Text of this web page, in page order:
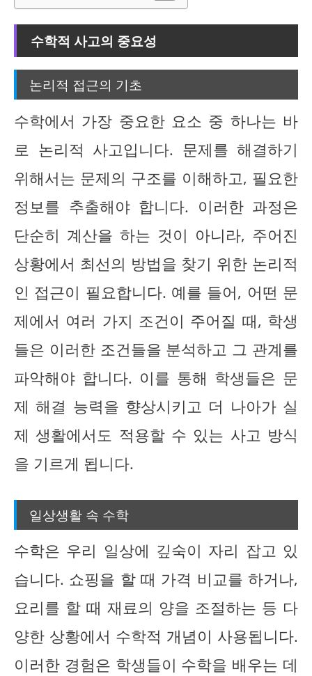
수학적 사고의 중요성
논리적 접근의 기초
수학에서 가장 중요한 요소 중 하나는 바
로 논리적 사고입니다. 문제를 해결하기
위해서는 문제의 구조를 이해하고, 필요한
정보를 추출해야 합니다. 이러한 과정은
단순히 계산을 하는 것이 아니라, 주어진
상황에서 최선의 방법을 찾기 위한 논리적
인 접근이 필요합니다. 예를 들어, 어떤 문
제에서 여러 가지 조건이 주어질 때, 학생
들은 이러한 조건들을 분석하고 그 관계를
파악해야 합니다. 이를 통해 학생들은 문
제 해결 능력을 향상시키고 더 나아가 실
제 생활에서도 적용할 수 있는 사고 방식
을 기르게 됩니다.
일상생활 속 수학
수학은 우리 일상에 깊숙이 자리 잡고 있
습니다. 쇼핑을 할 때 가격 비교를 하거나,
요리를 할 때 재료의 양을 조절하는 등 다
양한 상황에서 수학적 개념이 사용됩니다.
이러한 경험은 학생들이 수학을 배우는 데